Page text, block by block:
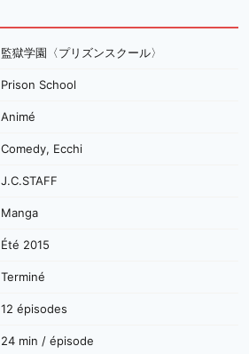
監獄学園〈プリズンスクール〉
Prison School
Animé
Comedy, Ecchi
J.C.STAFF
Manga
Été 2015
Terminé
12 épisodes
24 min / épisode